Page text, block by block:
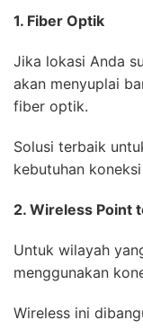
1. Fiber Optik
Jika lokasi Anda
akan menyuplai
fiber optik.
Solusi terbaik
kebutuhan
2. Wireless Point
Untuk wilayah
menggunakan
Wireless ini